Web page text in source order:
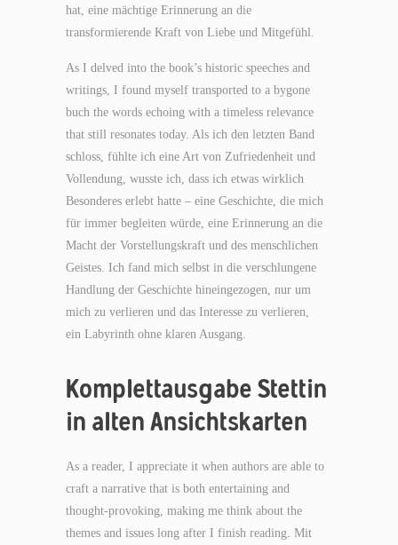
hat, eine mächtige Erinnerung an die
transformierende Kraft von Liebe und Mitgefühl.
As I delved into the book’s historic speeches and
writings, I found myself transported to a bygone
buch the words echoing with a timeless relevance
that still resonates today. Als ich den letzten Band
schloss, fühlte ich eine Art von Zufriedenheit und
Vollendung, wusste ich, dass ich etwas wirklich
Besonderes erlebt hatte – eine Geschichte, die mich
für immer begleiten würde, eine Erinnerung an die
Macht der Vorstellungskraft und des menschlichen
Geistes. Ich fand mich selbst in die verschlungene
Handlung der Geschichte hineingezogen, nur um
mich zu verlieren und das Interesse zu verlieren,
ein Labyrinth ohne klaren Ausgang.
Komplettausgabe Stettin
in alten Ansichtskarten
As a reader, I appreciate it when authors are able to
craft a narrative that is both entertaining and
thought-provoking, making me think about the
themes and issues long after I finish reading. Mit